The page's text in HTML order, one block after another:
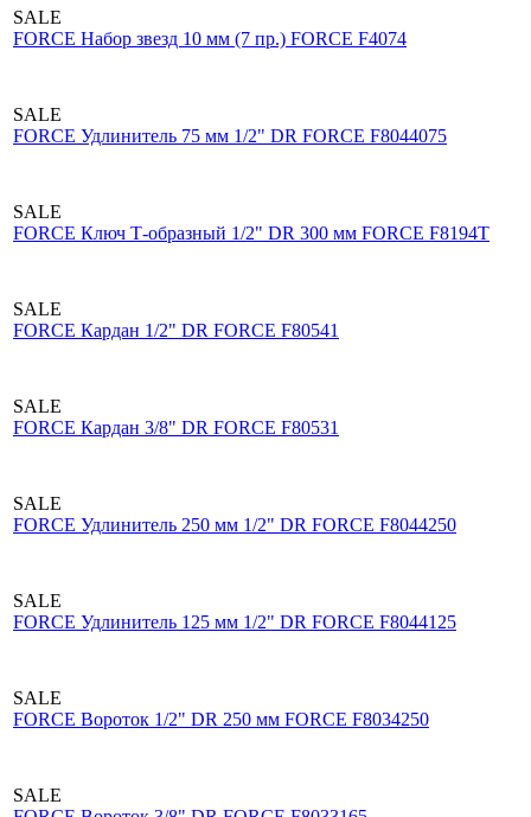
SALE
FORCE Набор звезд 10 мм (7 пр.) FORCE F4074
SALE
FORCE Удлинитель 75 мм 1/2" DR FORCE F8044075
SALE
FORCE Ключ Т-образный 1/2" DR 300 мм FORCE F8194Т
SALE
FORCE Кардан 1/2" DR FORCE F80541
SALE
FORCE Кардан 3/8" DR FORCE F80531
SALE
FORCE Удлинитель 250 мм 1/2" DR FORCE F8044250
SALE
FORCE Удлинитель 125 мм 1/2" DR FORCE F8044125
SALE
FORCE Вороток 1/2" DR 250 мм FORCE F8034250
SALE